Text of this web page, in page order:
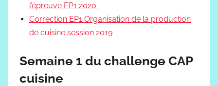
l’épreuve EP1 2020.
Correction EP1 Organisation de la production
de cuisine session 2019
Semaine 1 du challenge CAP
cuisine